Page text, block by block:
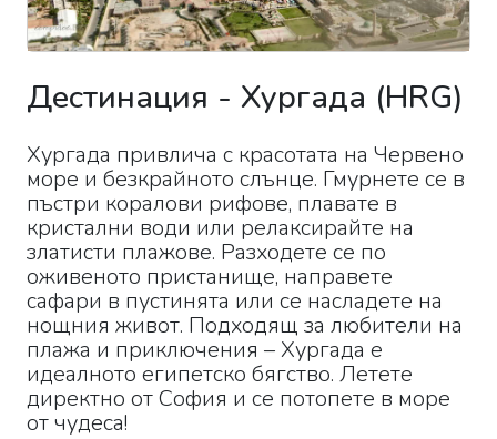
Дестинация - Хургада (HRG)
Хургада привлича с красотата на Червено
море и безкрайното слънце. Гмурнете се в
пъстри коралови рифове, плавате в
кристални води или релаксирайте на
златисти плажове. Разходете се по
оживеното пристанище, направете
сафари в пустинята или се насладете на
нощния живот. Подходящ за любители на
плажа и приключения – Хургада е
идеалното египетско бягство. Летете
директно от София и се потопете в море
от чудеса!